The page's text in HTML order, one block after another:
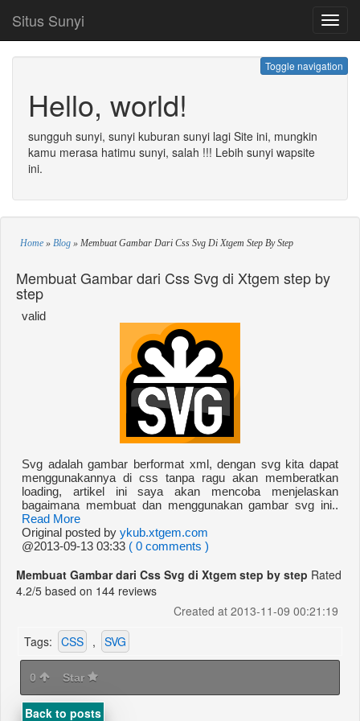
Situs Sunyi
Toggle navigation
Hello, world!
sungguh sunyi, sunyi kuburan sunyi lagi Site ini, mungkin
kamu merasa hatimu sunyi, salah !!! Lebih sunyi wapsite
ini.
Home » Blog » Membuat Gambar Dari Css Svg Di Xtgem Step By Step
Membuat Gambar dari Css Svg di Xtgem step by
step
valid
Svg adalah gambar berformat xml, dengan svg kita dapat
menggunakannya di css tanpa ragu akan memberatkan
loading, artikel ini saya akan mencoba menjelaskan
bagaimana membuat dan menggunakan gambar svg ini..
Read More
Original posted by ykub.xtgem.com
@2013-09-13 03:33 ( 0 comments )
Membuat Gambar dari Css Svg di Xtgem step by step Rated
4.2/5 based on 144 reviews
Created at 2013-11-09 00:21:19
Tags: CSS , SVG
0 Star
Back to posts